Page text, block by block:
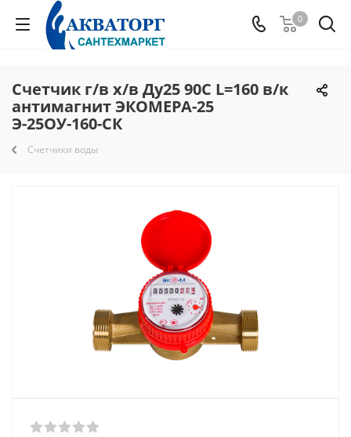
0
Счетчик г/в х/в Ду25 90С L=160 в/к
антимагнит ЭКОМЕРА-25
Э-25ОУ-160-СК
Счетчики воды